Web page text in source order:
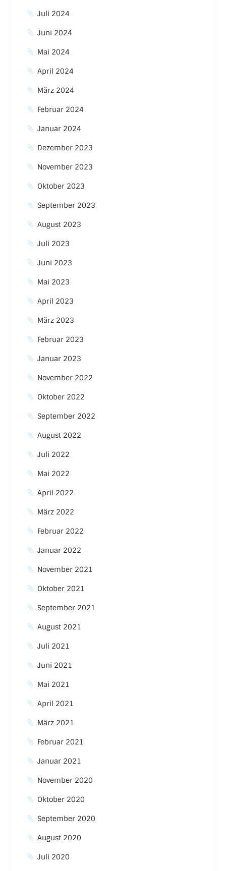
Juli 2024
Juni 2024
Mai 2024
April 2024
März 2024
Februar 2024
Januar 2024
Dezember 2023
November 2023
Oktober 2023
September 2023
August 2023
Juli 2023
Juni 2023
Mai 2023
April 2023
März 2023
Februar 2023
Januar 2023
November 2022
Oktober 2022
September 2022
August 2022
Juli 2022
Mai 2022
April 2022
März 2022
Februar 2022
Januar 2022
November 2021
Oktober 2021
September 2021
August 2021
Juli 2021
Juni 2021
Mai 2021
April 2021
März 2021
Februar 2021
Januar 2021
November 2020
Oktober 2020
September 2020
August 2020
Juli 2020